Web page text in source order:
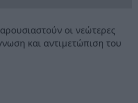
οι νεώτερες
και αντιμετώπιση του